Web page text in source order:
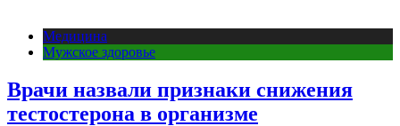
Медицина
Мужское здоровье
Врачи назвали признаки снижения
тестостерона в организме